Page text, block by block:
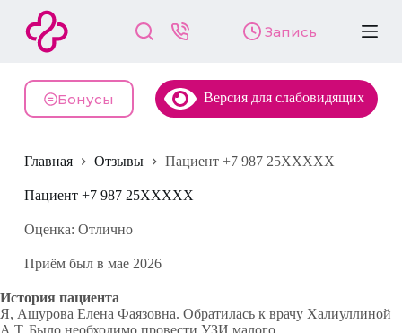
й
и
у
и
Запись
Бонусы Версия для слабовидящих
Главная Отзывы Пациент +7 987 25XXXXX
Пациент +7 987 25XXXXX
Оценка: Отлично
Приём был в мае 2026
История пациента
Я, Ашурова Елена Фаязовна. Обратилась к врачу Халиуллиной